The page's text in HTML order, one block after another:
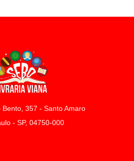
Bento, 357 - Santo Amaro
- SP, 04750-000